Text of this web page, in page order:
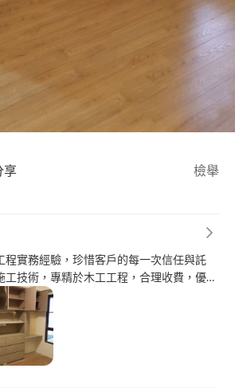
享 檢舉
程實務經驗，珍惜客戶的每一次信任與託
技術，專精於木工工程，合理收費，優質
最佳，客戶的首選，也是我們的堅持。